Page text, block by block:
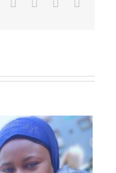
LinkedIn
TumblrPinterest